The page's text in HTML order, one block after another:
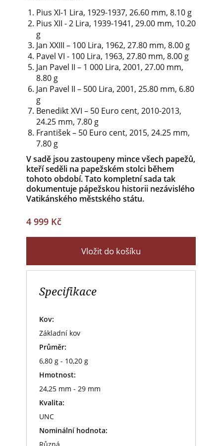
Pius XI-1 Lira, 1929-1937, 26.60 mm, 8.10 g
Pius XII - 2 Lira, 1939-1941, 29.00 mm, 10.20
g
Jan XXIII – 100 Lira, 1962, 27.80 mm, 8.00 g
Pavel VI - 100 Lira, 1963, 27.80 mm, 8.00 g
Jan Pavel II – 1 000 Lira, 2001, 27.00 mm,
8.80 g
Jan Pavel II – 500 Lira, 2001, 25.80 mm, 6.80
g
Benedikt XVI – 50 Euro cent, 2010-2013,
24.25 mm, 7.80 g
František – 50 Euro cent, 2015, 24.25 mm,
7.80 g
V sadě jsou zastoupeny mince všech papežů,
kteří seděli na papežském stolci během
tohoto období. Tato kompletní sada tak
dokumentuje pápežskou historii nezávislého
Vatikánského městského státu.
4 999 Kč
Vložit do košíku
Specifikace
Kov:
Základní kov
Průměr:
6,80 g - 10,20 g
Hmotnost:
24,25 mm - 29 mm
Kvalita:
UNC
Nominální hodnota: